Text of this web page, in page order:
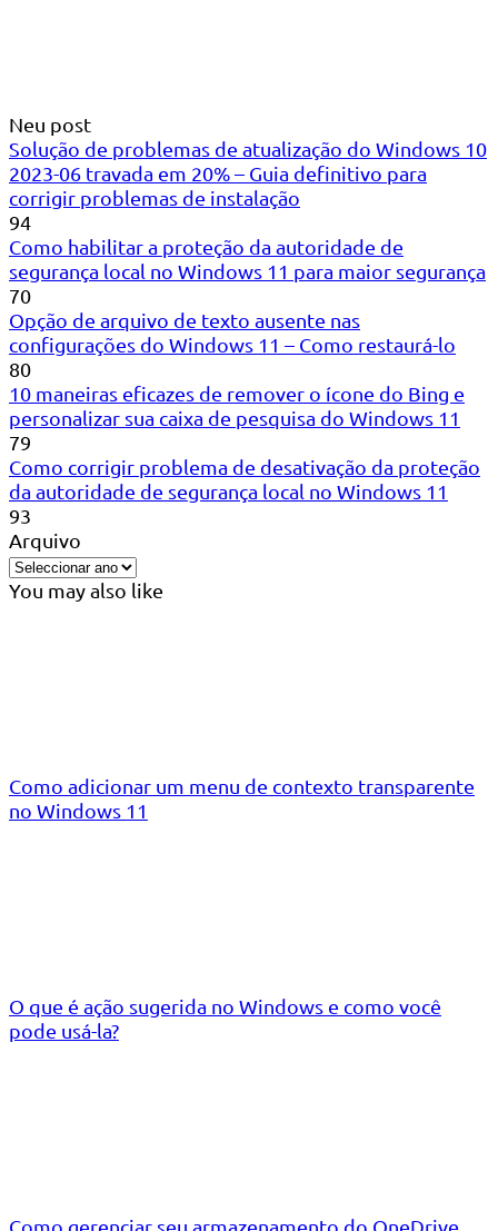
Neu post
Solução de problemas de atualização do Windows 10
2023-06 travada em 20% – Guia definitivo para
corrigir problemas de instalação
94
Como habilitar a proteção da autoridade de
segurança local no Windows 11 para maior segurança
70
Opção de arquivo de texto ausente nas
configurações do Windows 11 – Como restaurá-lo
80
10 maneiras eficazes de remover o ícone do Bing e
personalizar sua caixa de pesquisa do Windows 11
79
Como corrigir problema de desativação da proteção
da autoridade de segurança local no Windows 11
93
Arquivo
You may also like
Como adicionar um menu de contexto transparente
no Windows 11
O que é ação sugerida no Windows e como você
pode usá-la?
Como gerenciar seu armazenamento do OneDrive